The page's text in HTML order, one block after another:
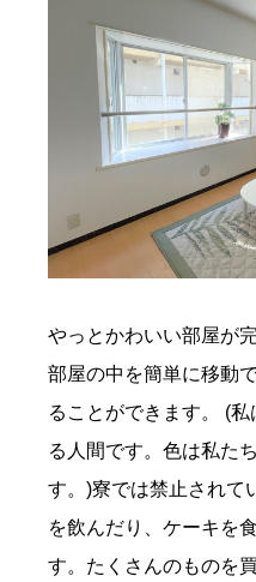
やっとかわいい部屋が
部屋の中を簡単に移動
ることができます。 (
る人間です。色は私た
す。)寮では禁止されて
を飲んだり、ケーキを
す。たくさんのものを